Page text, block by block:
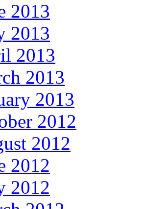
2013
2013
2013
2013
2013
2012
2012
2012
2012